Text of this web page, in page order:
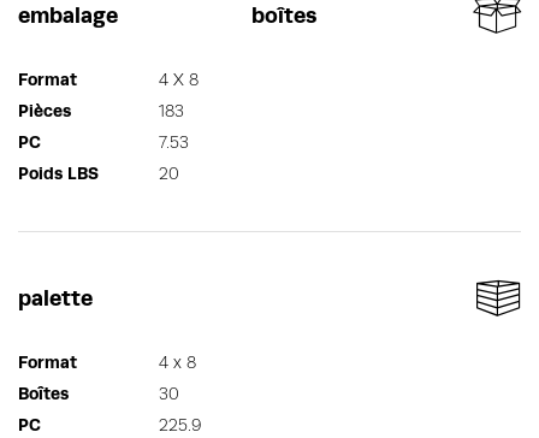
embalage boîtes
Format
Pièces
PC
Poids LBS
4 X 8
183
7.53
20
palette
Format
Boîtes
PC
4 x 8
30
225.9